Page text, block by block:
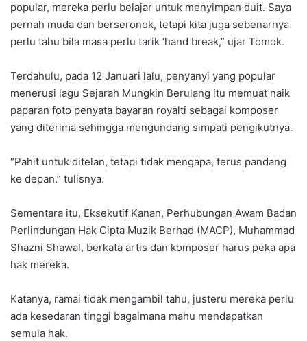
popular, mereka perlu belajar untuk menyimpan duit. Saya
pernah muda dan berseronok, tetapi kita juga sebenarnya
perlu tahu bila masa perlu tarik ‘hand break,” ujar Tomok.
Terdahulu, pada 12 Januari lalu, penyanyi yang popular
menerusi lagu Sejarah Mungkin Berulang itu memuat naik
paparan foto penyata bayaran royalti sebagai komposer
yang diterima sehingga mengundang simpati pengikutnya.
“Pahit untuk ditelan, tetapi tidak mengapa, terus pandang
ke depan.” tulisnya.
Sementara itu, Eksekutif Kanan, Perhubungan Awam Badan
Perlindungan Hak Cipta Muzik Berhad (MACP), Muhammad
Shazni Shawal, berkata artis dan komposer harus peka apa
hak mereka.
Katanya, ramai tidak mengambil tahu, justeru mereka perlu
ada kesedaran tinggi bagaimana mahu mendapatkan
semula hak.